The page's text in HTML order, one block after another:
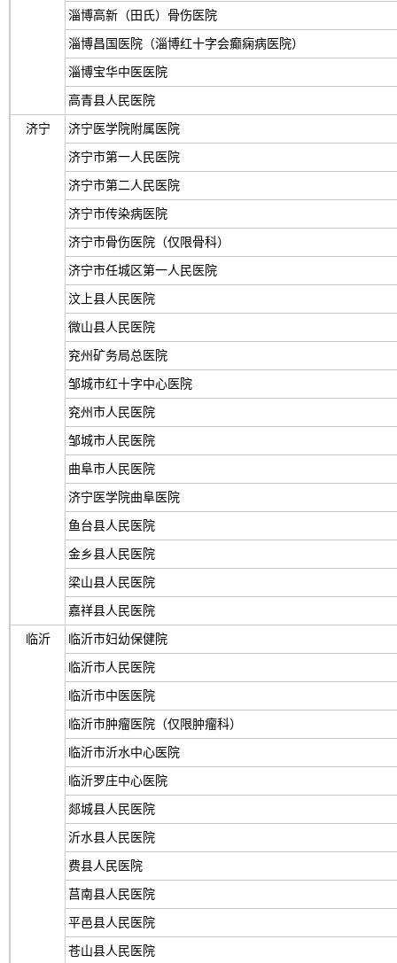
淄博高新（田氏）骨伤医院
淄博昌国医院（淄博红十字会癫痫病医院）
淄博宝华中医医院
高青县人民医院
济宁
济宁医学院附属医院
济宁市第一人民医院
济宁市第二人民医院
济宁市传染病医院
济宁市骨伤医院（仅限骨科）
济宁市任城区第一人民医院
汶上县人民医院
微山县人民医院
兖州矿务局总医院
邹城市红十字中心医院
兖州市人民医院
邹城市人民医院
曲阜市人民医院
济宁医学院曲阜医院
鱼台县人民医院
金乡县人民医院
梁山县人民医院
嘉祥县人民医院
临沂
临沂市妇幼保健院
临沂市人民医院
临沂市中医医院
临沂市肿瘤医院（仅限肿瘤科）
临沂市沂水中心医院
临沂罗庄中心医院
郯城县人民医院
沂水县人民医院
费县人民医院
莒南县人民医院
平邑县人民医院
苍山县人民医院